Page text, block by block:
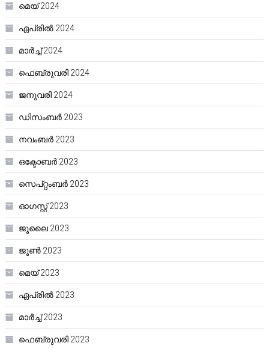
മെയ്‌ 2024
ഏപ്രിൽ 2024
മാർച്ച്‌ 2024
ഫെബ്രുവരി 2024
ജനുവരി 2024
ഡിസംബർ 2023
നവംബർ 2023
ഒക്ടോബർ 2023
സെപ്റ്റംബർ 2023
ഓഗസ്റ്റ്‌ 2023
ജൂലൈ 2023
ജൂൺ 2023
മെയ്‌ 2023
ഏപ്രിൽ 2023
മാർച്ച്‌ 2023
ഫെബ്രുവരി 2023